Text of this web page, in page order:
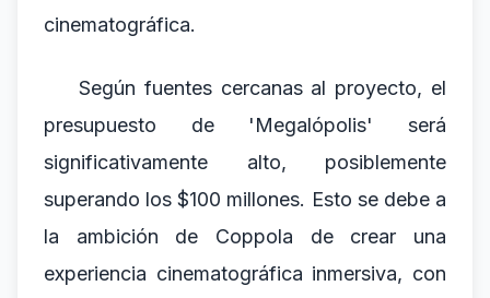
cinematográfica.
Según fuentes cercanas al proyecto, el
presupuesto de 'Megalópolis' será
significativamente alto, posiblemente
superando los $100 millones. Esto se debe a
la ambición de Coppola de crear una
experiencia cinematográfica inmersiva, con